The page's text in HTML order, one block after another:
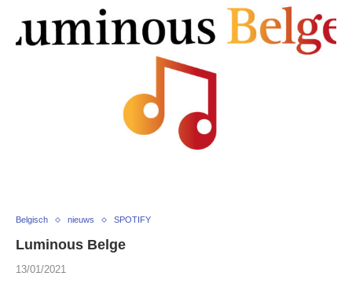
Belgisch nieuws SPOTIFY
Luminous Belge
13/01/2021